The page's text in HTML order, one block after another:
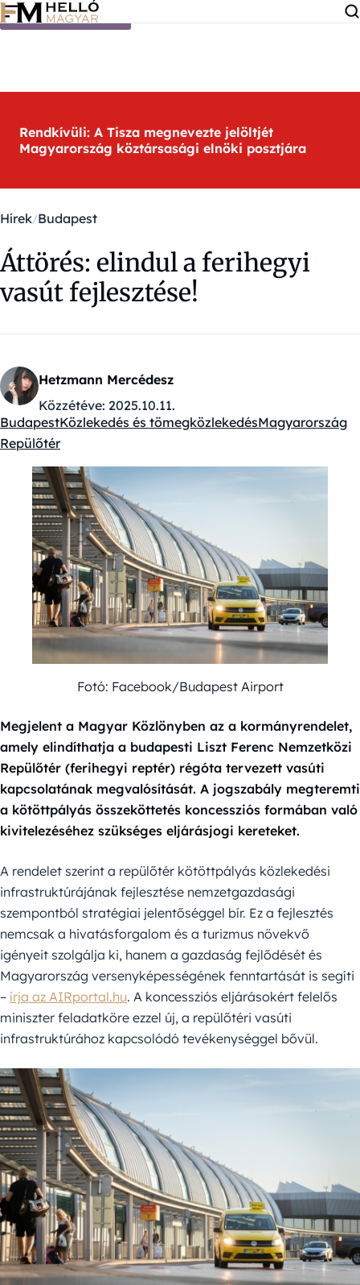
Ugrás a tartalomra
Rendkívüli: A Tisza megnevezte jelöltjét
Magyarország köztársasági elnöki posztjára
Hírek Budapest
Áttörés: elindul a ferihegyi
vasút fejlesztése!
Hetzmann Mercédesz
Közzétéve: 2025.10.11.
Kategóriák:
BudapestKözlekedés és tömegközlekedésMagyarország
Repülőtér
Fotó: Facebook/Budapest Airport
Megjelent a Magyar Közlönyben az a kormányrendelet,
amely elindíthatja a budapesti Liszt Ferenc Nemzetközi
Repülőtér (ferihegyi reptér) régóta tervezett vasúti
kapcsolatának megvalósítását. A jogszabály megteremti
a kötöttpályás összeköttetés koncessziós formában való
kivitelezéséhez szükséges eljárásjogi kereteket.
A rendelet szerint a repülőtér kötöttpályás közlekedési
infrastruktúrájának fejlesztése nemzetgazdasági
szempontból stratégiai jelentőséggel bír. Ez a fejlesztés
nemcsak a hivatásforgalom és a turizmus növekvő
igényeit szolgálja ki, hanem a gazdaság fejlődését és
Magyarország versenyképességének fenntartását is segíti
– írja az AIRportal.hu. A koncessziós eljárásokért felelős
miniszter feladatköre ezzel új, a repülőtéri vasúti
infrastruktúrához kapcsolódó tevékenységgel bővül.